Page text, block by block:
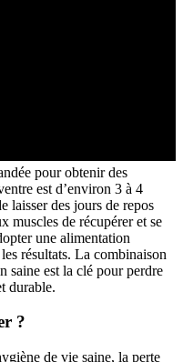
pour obtenir des
est d’environ 3 à 4
laisser des jours de repos
muscles de récupérer et se
une alimentation
résultats. La combinaison
saine est la clé pour perdre
durable.
?
de vie saine, la perte